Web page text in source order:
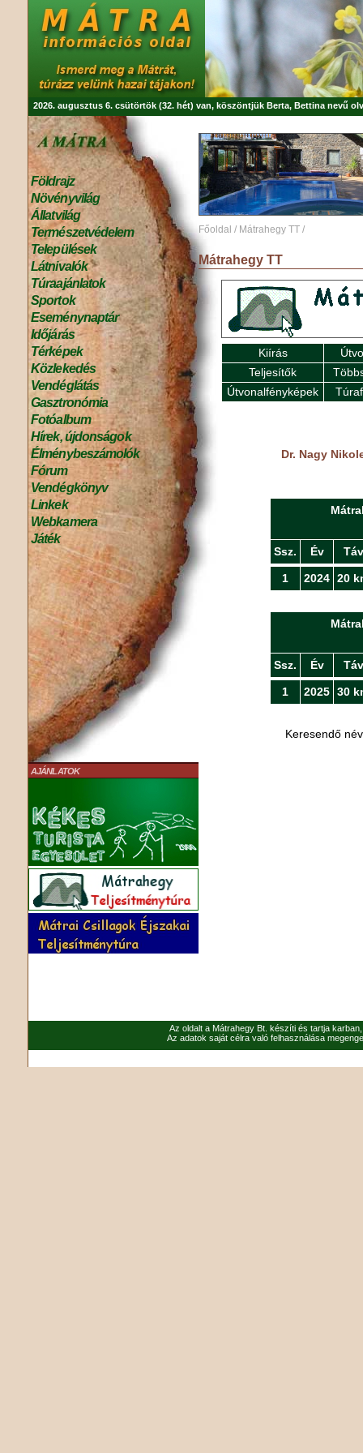
2026. augusztus 6. csütörtök (32. hét) van, köszöntjük Berta, Bettina nevű
Földrajz
Növényvilág
Állatvilág
Természetvédelem
Települések
Látnivalók
Túraajánlatok
Sportok
Eseménynaptár
Időjárás
Térképek
Közlekedés
Vendéglátás
Gasztronómia
Fotóalbum
Hírek, újdonságok
Élménybeszámolók
Fórum
Vendégkönyv
Linkek
Webkamera
Játék
AJÁNLATOK
Főoldal / Mátrahegy TT /
Mátrahegy TT
Kiírás
Teljesítők
Útvonalfényképek
Dr. Nagy
Ssz. Év Táv
1 2024 20
Ssz. Év Táv
1 2025 30
Keresendő
Az oldalt a Mátrahegy Bt. készíti és tartja
Az adatok saját célra való felhasználása